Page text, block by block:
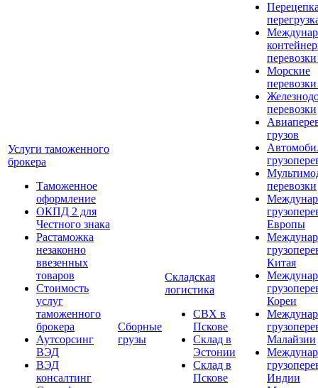
Услуги таможенного
брокера
Таможенное
оформление
ОКПД 2 для
Честного знака
Растаможка
незаконно
ввезенных
товаров
Стоимость
услуг
таможенного
брокера
Аутсорсинг
ВЭД
ВЭД
консалтинг
Сборные
грузы
Складская
логистика
СВХ в
Пскове
Склад в
Эстонии
Склад в
Пскове
Морские
перевозки
грузов
перевозки
Европы
Китая
Кореи
Малайзии
Индии